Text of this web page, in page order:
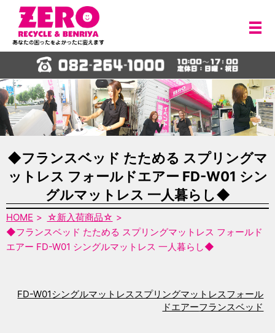
メ
◆フランスベッド たためる スプリングマ
ットレス フォールドエアー FD-W01 シン
グルマットレス 一人暮らし◆
HOME
☆新入荷商品☆
◆フランスベッド たためる スプリングマットレス フォールド
エアー FD-W01 シングルマットレス 一人暮らし◆
FD-W01シングルマットレス スプリングマットレスフォール
ドエアーフランスベッド